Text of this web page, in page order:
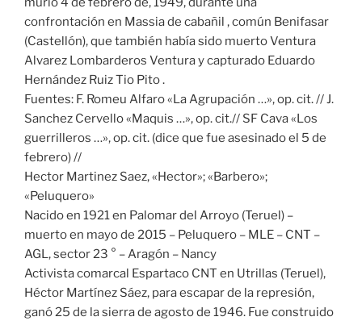
confrontación en Massia de cabañil , común Benifasar
(Castellón), que también había sido muerto Ventura
Alvarez Lombarderos Ventura y capturado Eduardo
Hernández Ruiz Tio Pito .
Fuentes: F. Romeu Alfaro «La Agrupación …», op. cit. // J.
Sanchez Cervello «Maquis …», op. cit.// SF Cava «Los
guerrilleros …», op. cit. (dice que fue asesinado el 5 de
febrero) //
Hector Martinez Saez, «Hector»; «Barbero»;
«Peluquero»
Nacido en 1921 en Palomar del Arroyo (Teruel) –
muerto en mayo de 2015 – Peluquero – MLE – CNT –
AGL, sector 23 ° – Aragón – Nancy
Activista comarcal Espartaco CNT en Utrillas (Teruel),
Héctor Martínez Sáez, para escapar de la represión,
ganó 25 de la sierra de agosto de 1946. Fue construido